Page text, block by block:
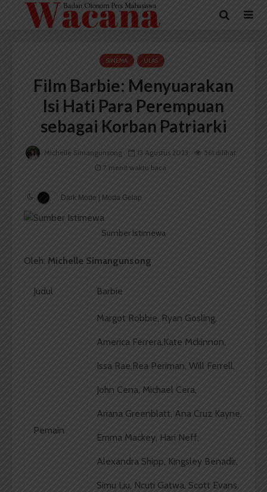
SINEMA ULAS
Film Barbie: Menyuarakan
Isi Hati Para Perempuan
sebagai Korban Patriarki
Michelle Simangunsong 13 Agustus 2023
561 dilihat
7 menit waktu baca
Dark Mode | Moda Gelap
Sumber Istimewa
Oleh: Michelle Simangunsong
Judul Barbie
Pemain
Margot Robbie, Ryan Gosling,
America Ferrera,Kate Mckinnon,
Issa Rae,Rea Periman, Will Ferrell,
John Cena, Michael Cera,
Ariana Greenblatt, Ana Cruz Kayne,
Emma Mackey, Hari Neff,
Alexandra Shipp, Kingsley Benadir,
Simu Liu, Ncuti Gatwa, Scott Evans,